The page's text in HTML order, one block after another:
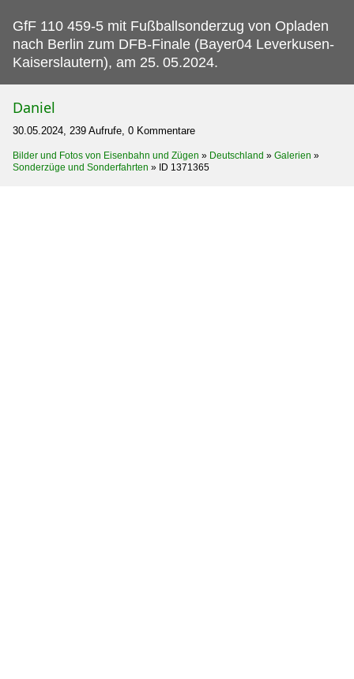
GfF 110 459-5 mit Fußballsonderzug von Opladen
nach Berlin zum DFB-Finale (Bayer04 Leverkusen-
Kaiserslautern), am 25. 05.2024.
Daniel
30.05.2024, 239 Aufrufe, 0 Kommentare
Bilder und Fotos von Eisenbahn und Zügen » Deutschland » Galerien »
Sonderzüge und Sonderfahrten » ID 1371365